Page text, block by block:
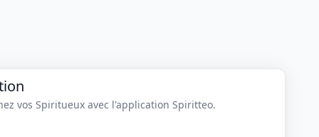
vos Spiritueux avec l'application Spiritteo.